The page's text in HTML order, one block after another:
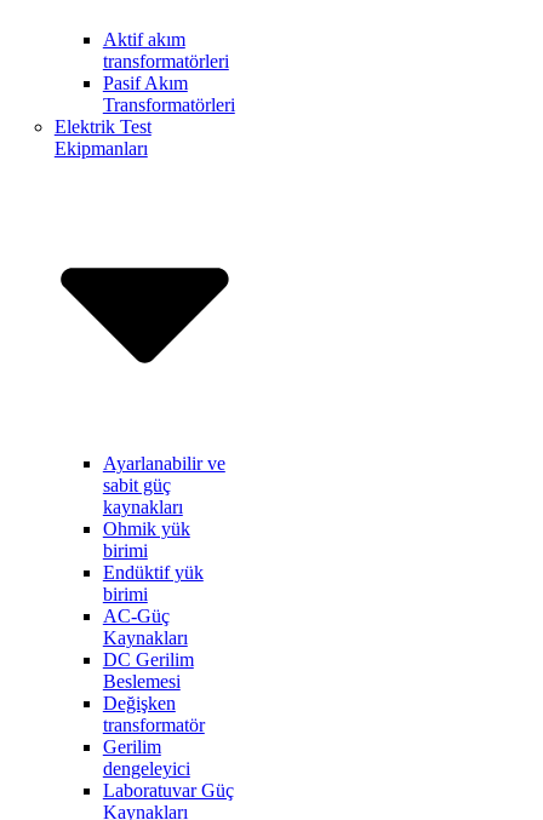
Aktif akım
transformatörleri
Pasif Akım
Transformatörleri
Elektrik Test
Ekipmanları
Ayarlanabilir ve
sabit güç
kaynakları
Ohmik yük
birimi
Endüktif yük
birimi
AC-Güç
Kaynakları
DC Gerilim
Beslemesi
Değişken
transformatör
Gerilim
dengeleyici
Laboratuvar Güç
Kaynakları